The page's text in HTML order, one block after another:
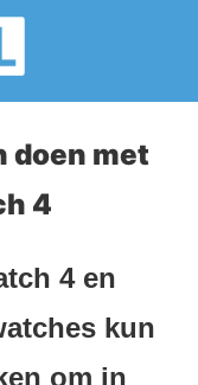
doen met
4
4 en
kun
om in